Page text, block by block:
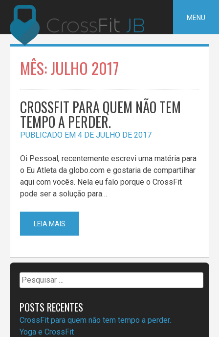
Pular
conteúdo
MENU
MÊS:JULHO 2017
CROSSFIT PARA QUEM NÃO TEM
TEMPO A PERDER.
PUBLICADO EM 4 DE JULHO DE 2017
Oi Pessoal, recentemente escrevi uma matéria para
o Eu Atleta da globo.com e gostaria de compartilhar
aqui com vocês. Nela eu falo porque o CrossFit
pode ser a solução para…
LEIA MAIS
Pesquisar
por:
POSTS RECENTES
CrossFit para quem não tem tempo a perder.
Yoga e CrossFit